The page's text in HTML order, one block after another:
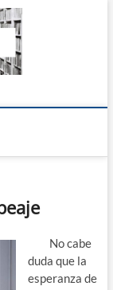
No cabe
duda que la
esperanza de